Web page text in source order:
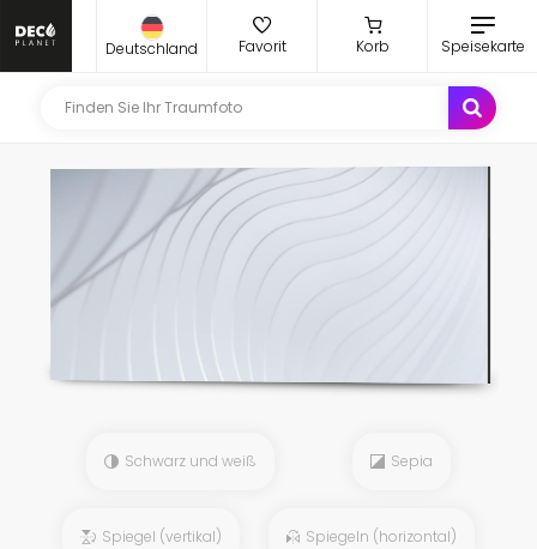
Deutschland Favorit Korb Speisekarte
Schwarz und weiß Sepia
Spiegel (vertikal) Spiegeln (horizontal)